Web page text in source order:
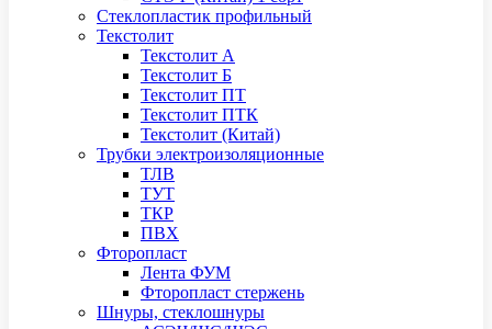
Стеклопластик профильный
Текстолит
Текстолит А
Текстолит Б
Текстолит ПТ
Текстолит ПТК
Текстолит (Китай)
Трубки электроизоляционные
ТЛВ
ТУТ
ТКР
ПВХ
Фторопласт
Лента ФУМ
Фторопласт стержень
Шнуры, стеклошнуры